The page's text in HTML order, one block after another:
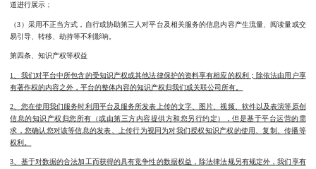
道进行展示；
（3）采用不正当方式，自行或协助第三人对平台及相关服务的信息内容产生流量、阅读量或交
易引导、转移、劫持等不利影响。
第四条、知识产权等权益
1、我们对平台中所包含的受知识产权或其他法律保护的资料享有相应的权利；除依法由用户享
有著作权的内容之外，平台的整体内容的知识产权归我们或关联公司所有。
2、您在使用我们服务时利用平台及服务所发表上传的文字、图片、视频、软件以及表演等原创
信息的知识产权归您所有（或由第三方内容提供方和您另行约定），但是基于平台运营的需
求，您确认您对该等信息的发表、上传行为视同为对我们授权知识产权的使用、复制、传播等
权利。
3、基于对数据的合法加工而获得的具有竞争性的数据权益，除法律法规另有规定外，我们享有